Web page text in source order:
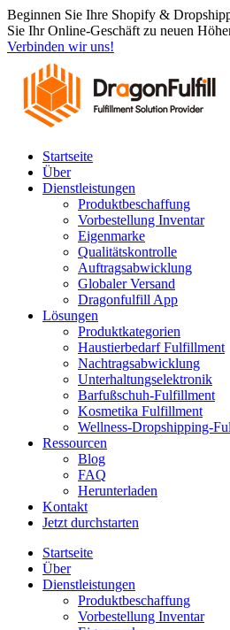
Zum
Inhalt
springen
Beginnen Sie Ihre Shopify &
Sie Ihr Online-Geschäft zu neuen
Verbinden wir uns!
Startseite
Über
Dienstleistungen
Produktbeschaffung
Vorbestellung Inventar
Eigenmarke
Qualitätskontrolle
Auftragsabwicklung
Globaler Versand
Dragonfulfill App
Lösungen
Produktkategorien
Haustierbedarf Fulfillment
Nachtragsabwicklung
Unterhaltungselektronik
Barfußschuh-Fulfillment
Kosmetika Fulfillment
Wellness-Dropshipping-
Ressourcen
Blog
FAQ
Herunterladen
Kontakt
Jetzt durchstarten
Startseite
Über
Dienstleistungen
Produktbeschaffung
Vorbestellung Inventar